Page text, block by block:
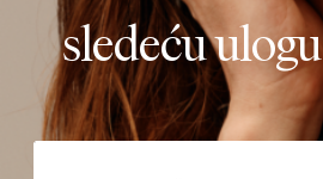
sledećuulogu